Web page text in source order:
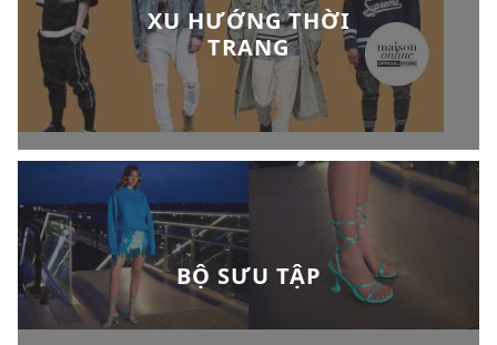
XU HƯỚNG THỜI
TRANG
BỘ SƯU TẬP